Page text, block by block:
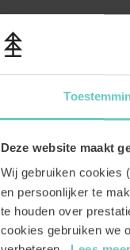
Deze website maakt
Wij gebruiken cookies
en persoonlijker te
te houden over
cookies gebruiken we